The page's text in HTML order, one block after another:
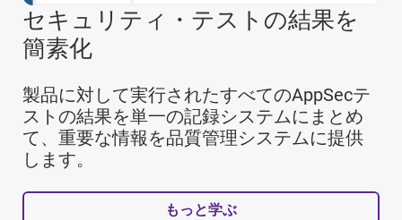
セキュリティ・テストの結果を
簡素化
製品に対して実行されたすべてのAppSecテ
ストの結果を単一の記録システムにまとめ
て、重要な情報を品質管理システムに提供
します。
もっと学ぶ